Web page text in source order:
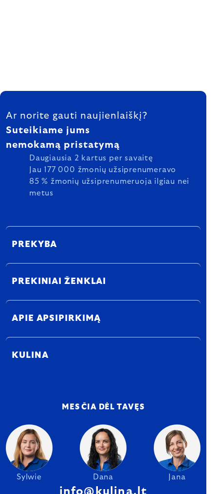
FOOTER
Ar norite gauti naujienlaiškį?
Suteikiame jums
nemokamą pristatymą
Daugiausia 2 kartus per savaitę
Jau 177 000 žmonių užsiprenumeravo
85 % žmonių užsiprenumeruoja ilgiau nei
metus
PREKYBA
PREKINIAI ŽENKLAI
APIE APSIPIRKIMĄ
KULINA
MES ČIA DĖL TAVĘS
Sylwie Dana Jana
info@kulina.lt